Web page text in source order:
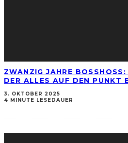
ZWANZIG JAHRE
DER ALLES AUF DEN PUNKT
3. OKTOBER 2025
4 MINUTE LESEDAUER